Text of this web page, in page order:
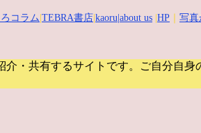
コラム TEBRA書店 kaoru |about us HP 写真
・共有するサイトです。
ご自分自身